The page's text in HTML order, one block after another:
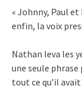
« Johnny, Paul
enfin, la voix
Nathan leva les
une seule
tout ce qu’il